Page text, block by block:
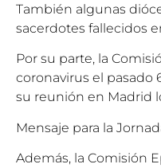
También algunas
sacerdotes fallecidos
Por su parte, la
coronavirus el pasado
su reunión en Madrid
Mensaje para la
Además, la Comisión